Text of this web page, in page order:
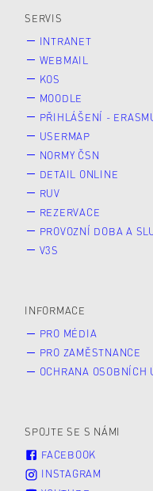
SERVIS
INTRANET
WEBMAIL
KOS
MOODLE
PŘIHLÁŠENÍ -
USERMAP
NORMY ČSN
DETAIL ONLINE
RUV
REZERVACE
PROVOZNÍ DOBA A
V3S
INFORMACE
PRO MÉDIA
PRO ZAMĚSTNANCE
OCHRANA OSOBNÍCH
SPOJTE SE S NÁMI
FACEBOOK
INSTAGRAM